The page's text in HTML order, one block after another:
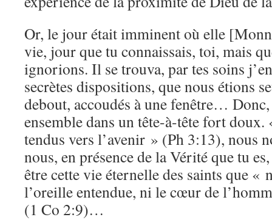
Or, le jour était imminent où elle
vie, jour que tu connaissais, toi, mais
ignorions. Il se trouva, par tes soins
secrètes dispositions, que nous étions
debout, accoudés à une fenêtre…
ensemble dans un tête-à-tête fort doux.
tendus vers l’avenir » (Ph 3:13), nous
nous, en présence de la Vérité que tu
être cette vie éternelle des saints que «
l’oreille entendue, ni le cœur de
(1 Co 2:9)…